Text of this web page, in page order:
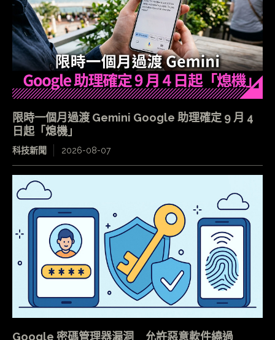
限時一個月過渡 Gemini Google 助理確定 9 月 4
日起「熄機」
科技新聞 2026-08-07
Google 密碼管理器漏洞 允許惡意軟件繞過